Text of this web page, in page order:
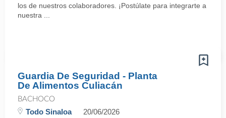
los de nuestros colaboradores. ¡Postúlate para integrarte a
nuestra ...
Guardia De Seguridad - Planta
De Alimentos Culiacán
BACHOCO
Todo Sinaloa 20/06/2026